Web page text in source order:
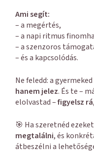
Ami segít:
– a megértés,
– a napi ritmus
– a szenzoros
– és a kapcsolódás.
Ne feledd: a gyermeked
hanem jelez. És te –
elolvastad –figyelsz rá
🎯 Ha szeretnéd
megtalálni, és
átbeszélni a